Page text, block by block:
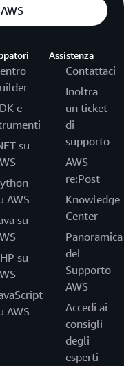
e
su
AWS
su
su
AWS
Assistenza
Contattaci
Inoltra
un ticket
di
supporto
AWS
re:Post
Knowledge
Center
Panoramica
del
Supporto
AWS
Accedi ai
consigli
degli
esperti